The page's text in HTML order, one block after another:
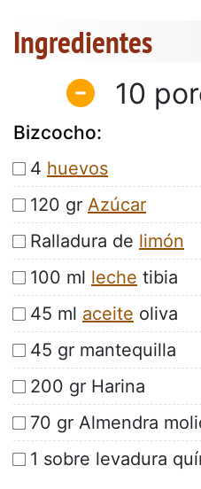
Ingredientes
10
Bizcocho:
4 huevos
120 gr Azúcar
Ralladura de limón
100 ml leche tibia
45 ml aceite oliva
45 gr mantequilla
200 gr Harina
70 gr Almendra
1 sobre levadura